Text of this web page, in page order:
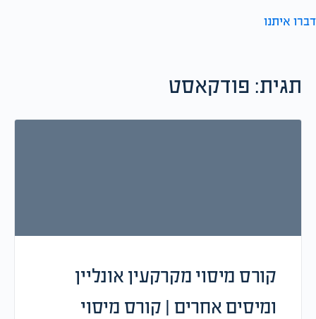
דברו איתנו
תגית: פודקאסט
קורס מיסוי מקרקעין אונליין
ומיסים אחרים | קורס מיסוי